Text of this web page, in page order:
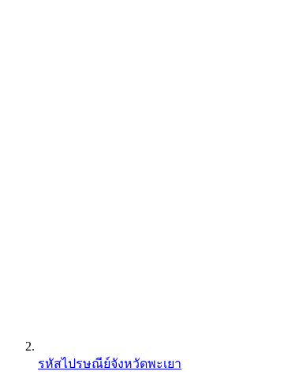
รหัสไปรษณีย์จังหวัดพะเยา